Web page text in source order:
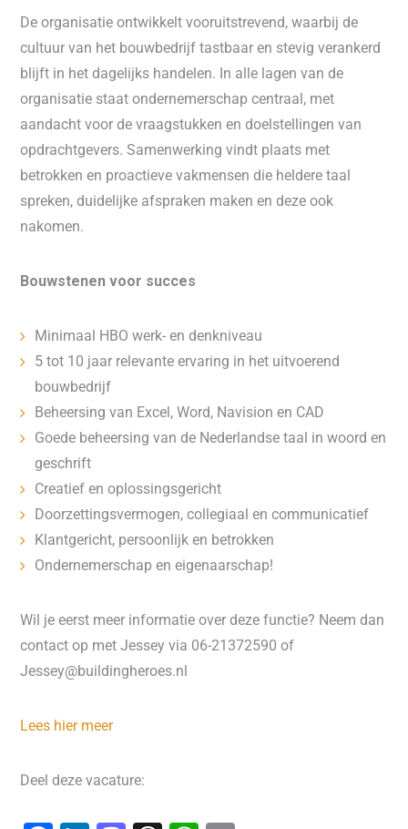
De organisatie ontwikkelt vooruitstrevend, waarbij de
cultuur van het bouwbedrijf tastbaar en stevig verankerd
blijft in het dagelijks handelen. In alle lagen van de
organisatie staat ondernemerschap centraal, met
aandacht voor de vraagstukken en doelstellingen van
opdrachtgevers. Samenwerking vindt plaats met
betrokken en proactieve vakmensen die heldere taal
spreken, duidelijke afspraken maken en deze ook
nakomen.
Bouwstenen voor succes
Minimaal HBO werk- en denkniveau
5 tot 10 jaar relevante ervaring in het uitvoerend
bouwbedrijf
Beheersing van Excel, Word, Navision en CAD
Goede beheersing van de Nederlandse taal in woord en
geschrift
Creatief en oplossingsgericht
Doorzettingsvermogen, collegiaal en communicatief
Klantgericht, persoonlijk en betrokken
Ondernemerschap en eigenaarschap!
Wil je eerst meer informatie over deze functie? Neem dan
contact op met Jessey via 06-21372590 of
Jessey@buildingheroes.nl
Lees hier meer
Deel deze vacature: